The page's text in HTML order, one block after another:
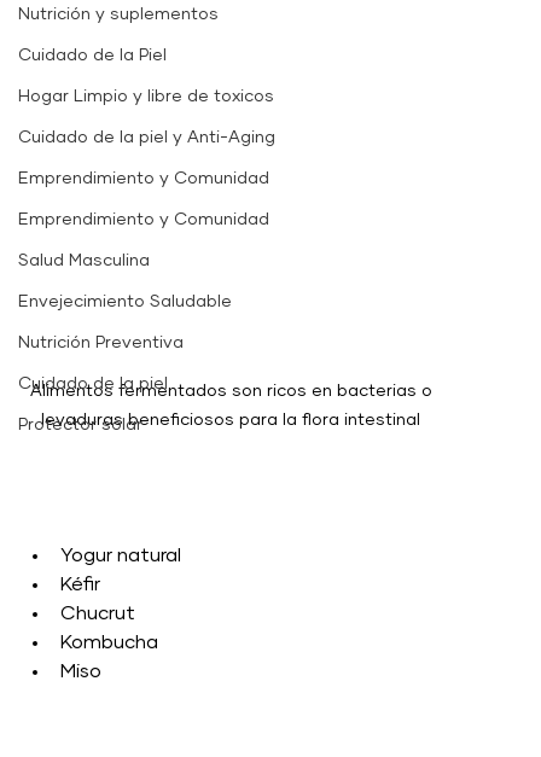
Nutrición y suplementos
Cuidado de la Piel
Hogar Limpio y libre de toxicos
Cuidado de la piel y Anti-Aging
Emprendimiento y Comunidad
Emprendimiento y Comunidad
Salud Masculina
Envejecimiento Saludable
Nutrición Preventiva
Cuidado de la piel
Protector solar
Alimentos fermentados son ricos en bacterias o
levaduras beneficiosos para la flora intestinal
Yogur natural
Kéfir
Chucrut
Kombucha
Miso